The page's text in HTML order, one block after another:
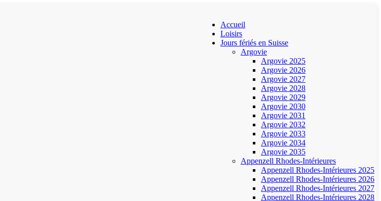
Accueil
Loisirs
Jours fériés en Suisse
Argovie
Argovie 2025
Argovie 2026
Argovie 2027
Argovie 2028
Argovie 2029
Argovie 2030
Argovie 2031
Argovie 2032
Argovie 2033
Argovie 2034
Argovie 2035
Appenzell Rhodes-Intérieures
Appenzell Rhodes-Intérieures 2025
Appenzell Rhodes-Intérieures 2026
Appenzell Rhodes-Intérieures 2027
Appenzell Rhodes-Intérieures 2028